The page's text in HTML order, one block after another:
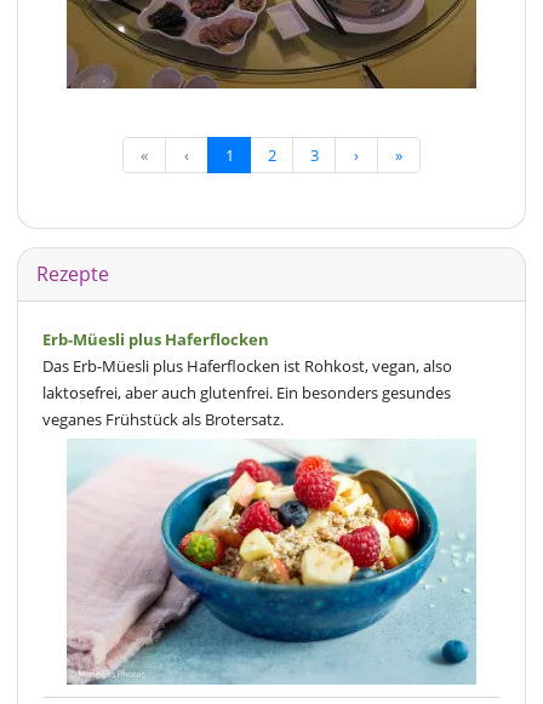
« ‹ 1 2 3 › »
Rezepte
Erb-Müesli plus Haferflocken
Das Erb-Müesli plus Haferflocken ist Rohkost, vegan, also
laktosefrei, aber auch glutenfrei. Ein besonders gesundes
veganes Frühstück als Brotersatz.